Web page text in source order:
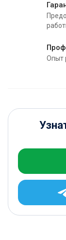
Опыт